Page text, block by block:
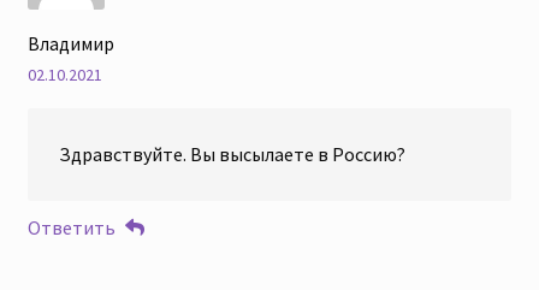
Владимир
02.10.2021
Здравствуйте. Вы высылаете в Россию?
Ответить